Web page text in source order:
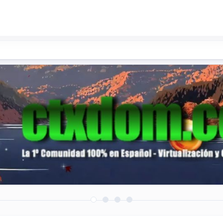
a NetScaler “HTTP/2 Bomb”